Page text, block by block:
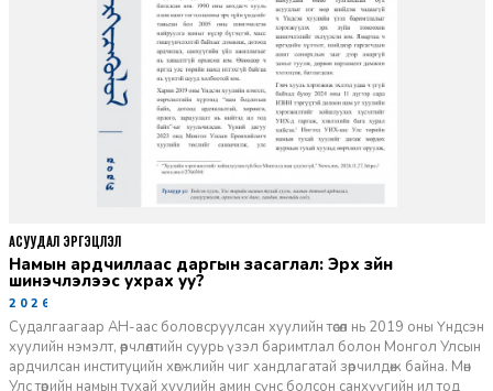
Намын ардчиллаас даргын засаглал: Эрх зүйн
шинэчлэлээс ухрах уу?
2026-07-08
Судалгаагаар АН-аас боловсруулсан хуулийн төсөл нь 2019 оны Үндсэн
хуулийн нэмэлт, өөрчлөлтийн суурь үзэл баримтлал болон Монгол Улсын
ардчилсан институцийн хөгжлийн чиг хандлагатай зөрчилдөж байна. Мөн
Улс төрийн намын тухай хуулийн амин сүнс болсон санхүүгийн ил тод
АСУУДАЛ ЭРГЭЦҮҮЛЭЛ